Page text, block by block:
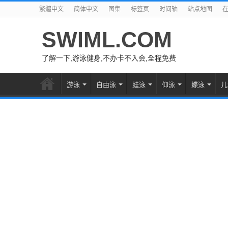
繁體中文 简体中文 图集 标签页 时间轴 站点地图
SWIML.COM
了解一下,游泳健身,不办卡不入会,全程免费
游泳 自由泳 蛙泳 仰泳 蝶泳